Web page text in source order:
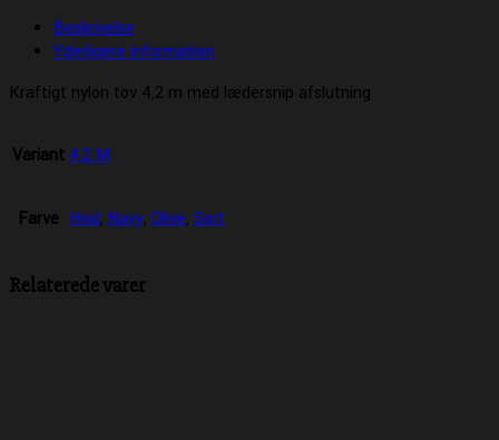
Beskrivelse
Yderligere information
Kraftigt nylon tov 4,2 m med lædersnip afslutning
Variant 4,2 M
Farve Hvid, Navy, Olive, Sort
Relaterede varer